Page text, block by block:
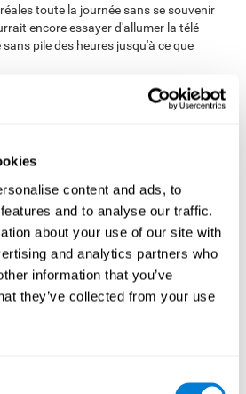
content and ads, to
and to analyse our traffic.
about your use of our site with
and analytics partners who
information that you’ve
they’ve collected from your use
toute la journée sans se souvenir
encore essayer d'allumer la télé
pile des heures jusqu'à ce que
flexibilité et de rigidité mentale. Les
maintenant correspondent à un degré
un enfant a du mal à passer d'une
delà l'essentiel du contenu de la
cognitive? Le cerveau humain
de réduire l'incertitude à tout prix.
grande rigidité cognitive peuvent
ou nouveauté, en maintenant leur
néanmoins ceci ne les aidera pas